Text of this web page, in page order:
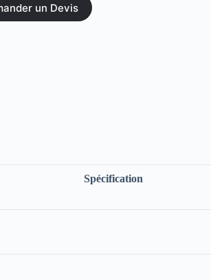
un Devis
Spécification